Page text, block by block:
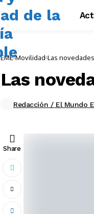
EME Movilidad Las
Las
Redacción / El Mundo
Share